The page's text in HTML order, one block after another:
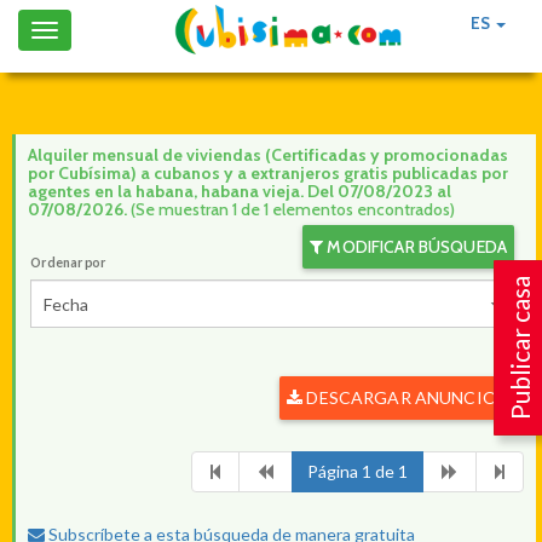
ES
Toggle
navigation
Publicar casa
Alquiler mensual de viviendas (Certificadas y promocionadas
por Cubísima) a cubanos y a extranjeros gratis publicadas por
agentes en la habana, habana vieja. Del 07/08/2023 al
07/08/2026.(Se muestran 1 de 1 elementos encontrados)
MODIFICAR BÚSQUEDA
Ordenar por
Fecha
DESCARGAR ANUNCIOS
Página 1 de 1
Subscríbete a esta búsqueda de manera gratuita